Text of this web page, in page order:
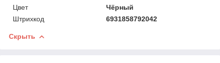
Цвет
Чёрный
Штрихкод
6931858792042
Скрыть